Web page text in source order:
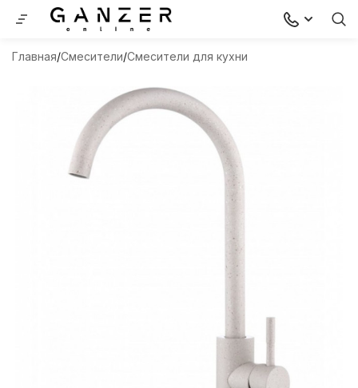
Главная Смесители Смесители для кухни